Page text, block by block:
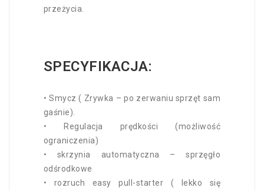
przeżycia.
SPECYFIKACJA:
• Smycz ( Zrywka – po zerwaniu sprzęt sam
gaśnie).
• Regulacja prędkości (możliwość
ograniczenia)
• skrzynia automatyczna – sprzęgło
odśrodkowe
• rozruch easy pull-starter ( lekko się